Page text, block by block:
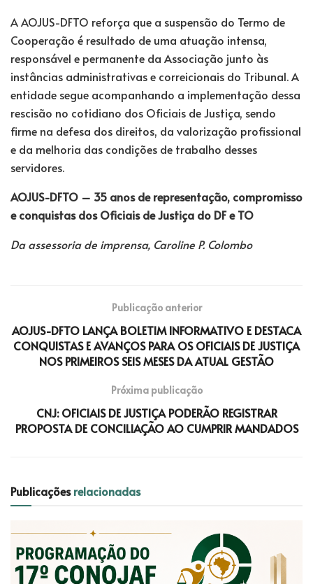
A AOJUS-DFTO reforça que a suspensão do Termo de
Cooperação é resultado de uma atuação intensa,
responsável e permanente da Associação junto às
instâncias administrativas e correicionais do Tribunal. A
entidade segue acompanhando a implementação dessa
rescisão no cotidiano dos Oficiais de Justiça, sendo
firme na defesa dos direitos, da valorização profissional
e da melhoria das condições de trabalho desses
servidores.
AOJUS-DFTO – 35 anos de representação, compromisso
e conquistas dos Oficiais de Justiça do DF e TO
Da assessoria de imprensa, Caroline P. Colombo
Publicação anterior
AOJUS-DFTO LANÇA BOLETIM INFORMATIVO E DESTACA
CONQUISTAS E AVANÇOS PARA OS OFICIAIS DE JUSTIÇA
NOS PRIMEIROS SEIS MESES DA ATUAL GESTÃO
Próxima publicação
CNJ: OFICIAIS DE JUSTIÇA PODERÃO REGISTRAR
PROPOSTA DE CONCILIAÇÃO AO CUMPRIR MANDADOS
Publicaçõesrelacionadas